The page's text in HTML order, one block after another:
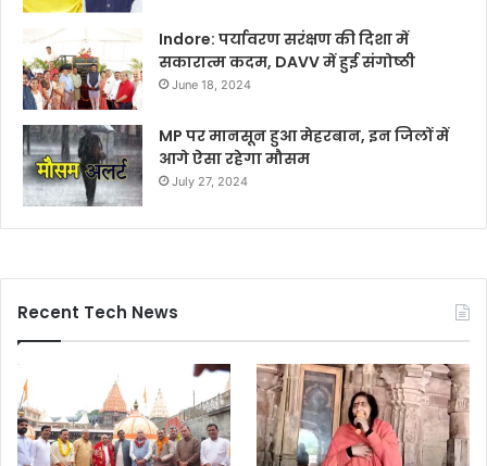
Indore: पर्यावरण सरंक्षण की दिशा में
सकारात्म कदम, DAVV में हुई संगोष्ठी
June 18, 2024
MP पर मानसून हुआ मेहरबान, इन जिलों में
आगे ऐसा रहेगा मौसम
July 27, 2024
Recent Tech News